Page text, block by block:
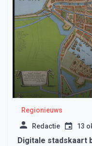
Regionieuws
Redactie 13
Digitale stadskaart